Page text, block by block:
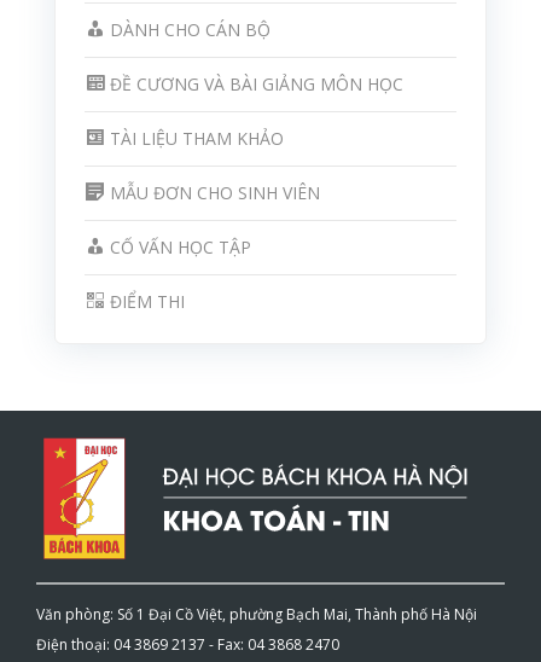
DÀNH CHO CÁN BỘ
ĐỀ CƯƠNG VÀ BÀI GIẢNG MÔN HỌC
TÀI LIỆU THAM KHẢO
MẪU ĐƠN CHO SINH VIÊN
CỐ VẤN HỌC TẬP
ĐIỂM THI
Văn phòng: Số 1 Đại Cồ Việt, phường Bạch Mai, Thành phố Hà Nội
Điện thoại: 04 3869 2137 - Fax: 04 3868 2470